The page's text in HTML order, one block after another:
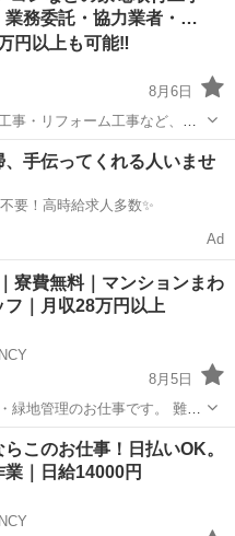
業務委託・協力業者・…
円以上も可能‼️
8月6日
事・リフォーム工事など、多
材販売会社様・通販会社様な
その他 スタッフ
手伝ってくれる人いませ
万円〜 / 登録不要！高時給求人多数✨
Ad
寮費無料｜マンションまわ
フ｜月収28万円以上
8月5日
管理のお仕事です。 難し
やすい内容なので 未経験でも
このお仕事！日払いOK。
｜日給14000円